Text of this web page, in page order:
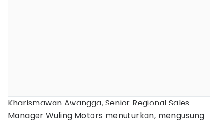
Kharismawan Awangga, Senior Regional Sales
Manager Wuling Motors menuturkan, mengusung